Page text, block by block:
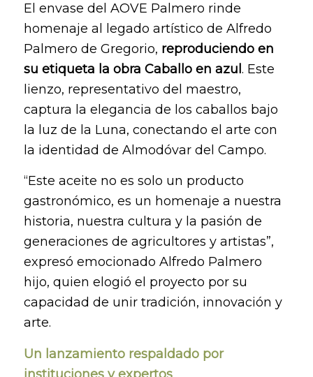
El envase del AOVE Palmero rinde
homenaje al legado artístico de Alfredo
Palmero de Gregorio, reproduciendo en
su etiqueta la obra Caballo en azul . Este
lienzo, representativo del maestro,
captura la elegancia de los caballos bajo
la luz de la Luna, conectando el arte con
la identidad de Almodóvar del Campo.
“Este aceite no es solo un producto
gastronómico, es un homenaje a nuestra
historia, nuestra cultura y la pasión de
generaciones de agricultores y artistas”,
expresó emocionado Alfredo Palmero
hijo, quien elogió el proyecto por su
capacidad de unir tradición, innovación y
arte.
Un lanzamiento respaldado por